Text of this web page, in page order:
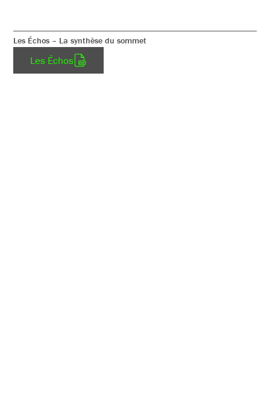
Les Échos – La synthèse du sommet
Les Échos